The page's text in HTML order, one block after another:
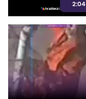
2:04